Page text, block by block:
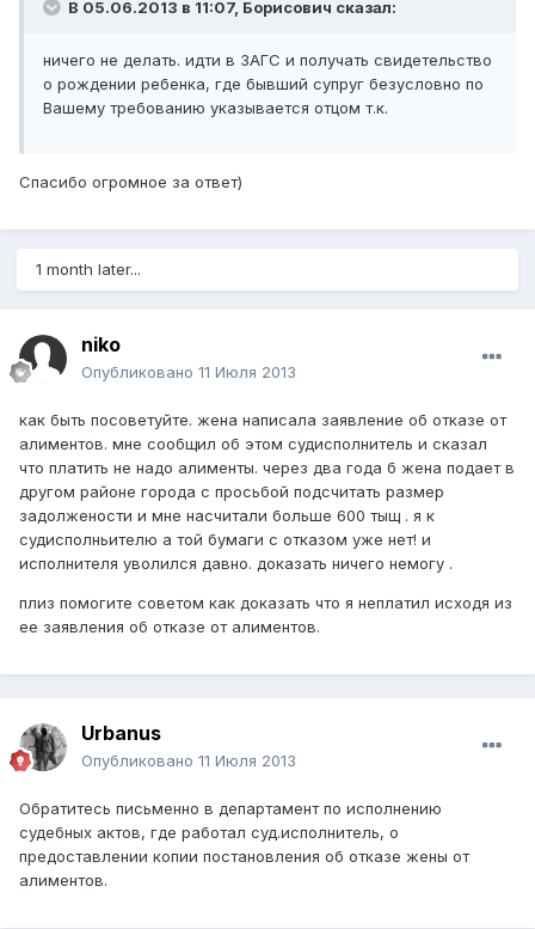
В 05.06.2013 в 11:07, Борисович сказал:
ничего не делать. идти в ЗАГС и получать свидетельство
о рождении ребенка, где бывший супруг безусловно по
Вашему требованию указывается отцом т.к.
Спасибо огромное за ответ)
1 month later...
niko
Опубликовано 11 Июля 2013
как быть посоветуйте. жена написала заявление об отказе от
алиментов. мне сообщил об этом судисполнитель и сказал
что платить не надо алименты. через два года б жена подает в
другом районе города с просьбой подсчитать размер
задолжености и мне насчитали больше 600 тыщ . я к
судисполньителю а той бумаги с отказом уже нет! и
исполнителя уволился давно. доказать ничего немогу .
плиз помогите советом как доказать что я неплатил исходя из
ее заявления об отказе от алиментов.
Urbanus
Опубликовано 11 Июля 2013
Обратитесь письменно в департамент по исполнению
судебных актов, где работал суд.исполнитель, о
предоставлении копии постановления об отказе жены от
алиментов.